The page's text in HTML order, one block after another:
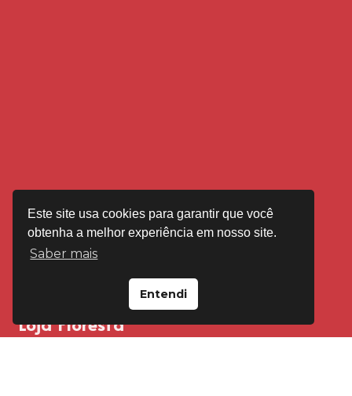
Loja Floresta
Este site usa cookies para garantir que você
obtenha a melhor experiência em nosso site.
Saber mais
Entendi